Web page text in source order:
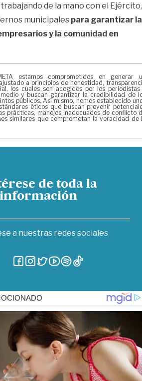
de la mano con el Ejército,
municipales para garantizar la
y la comunidad en
estamos comprometidos en generar
a principios de honestidad,
los cuales son acogidos por los periodistas
y buscan garantizar la credibilidad de
públicos. Así mismo, hemos establecido
éticos que buscan prevenir
prácticas, manejos inadecuados de conflicto
similares que comprometan la veracidad de
de toda la
información
a nuestras redes sociales